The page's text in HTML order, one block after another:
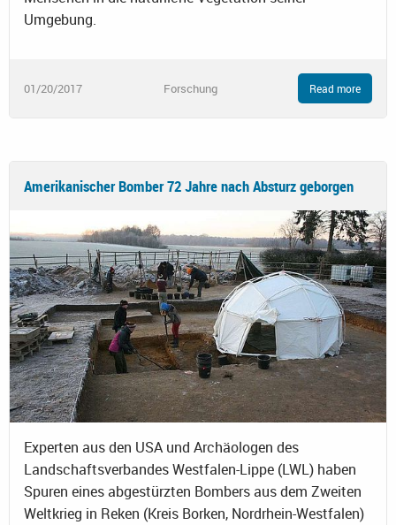
Umgebung.
01/20/2017 Forschung Read more
Amerikanischer Bomber 72 Jahre nach Absturz geborgen
Experten aus den USA und Archäologen des
Landschaftsverbandes Westfalen-Lippe (LWL) haben
Spuren eines abgestürzten Bombers aus dem Zweiten
Weltkrieg in Reken (Kreis Borken, Nordrhein-Westfalen)